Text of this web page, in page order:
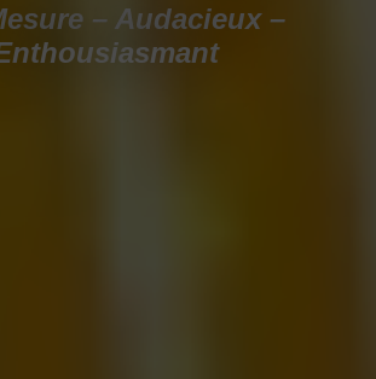
– Audacieux –